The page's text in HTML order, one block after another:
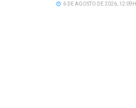
6 DE AGOSTO DE 2026, 12:09H